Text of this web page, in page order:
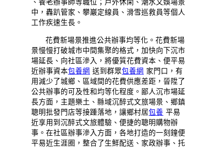
、養老辦事師等職位；戶外休閑、潮水文娛場景
中，轟趴管家、攀巖定線員、滑雪巡救員等個人
工作疾速生長。
花費新場景推進公共辦事均等化。花費新場
景慢慢打破城市中間集聚的格式，加快向下沉市
場延長、向社區滲入，將優質花費資本、便平易
近辦事資本包養網 送到群眾包養網 家門口，有
用減少了城鄉、區域間的花費供應差距，晉陞了
公共辦事的可及性和均等化程度。鄙人沉市場延
長方面，主題樂土、縣域沉醉式文旅場景、鄉鎮
聰明批發門店等接踵落地，讓鄉村居包養 平易
近享用到沉醉式文旅體驗、便捷的聰明購物辦
事。在社區辦事滲入方面，各地打造的一刻鐘便
平易近生涯圈，整合了生鮮配送、家政辦事、托